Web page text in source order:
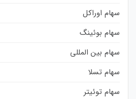
سهام اوراکل
سهام بوئینگ
سهام بین المللی
سهام تسلا
سهام توئیتر